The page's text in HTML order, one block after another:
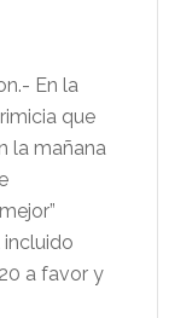
En la
que
la mañana
incluido
a favor y